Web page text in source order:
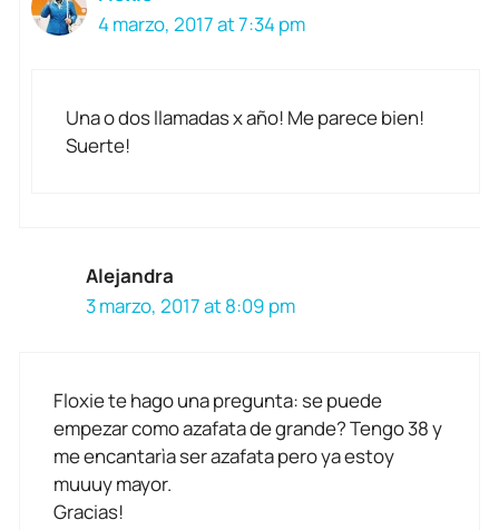
4 marzo, 2017 at 7:34 pm
Una o dos llamadas x año! Me parece bien!
Suerte!
Alejandra
3 marzo, 2017 at 8:09 pm
Floxie te hago una pregunta: se puede
empezar como azafata de grande? Tengo 38 y
me encantarìa ser azafata pero ya estoy
muuuy mayor.
Gracias!